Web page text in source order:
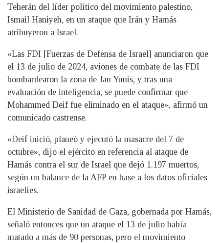
Teherán del líder político del movimiento palestino,
Ismail Haniyeh, en un ataque que Irán y Hamás
atribuyeron a Israel.
«Las FDI [Fuerzas de Defensa de Israel] anunciaron que
el 13 de julio de 2024, aviones de combate de las FDI
bombardearon la zona de Jan Yunis, y tras una
evaluación de inteligencia, se puede confirmar que
Mohammed Deif fue eliminado en el ataque», afirmó un
comunicado castrense.
«Deif inició, planeó y ejecutó la masacre del 7 de
octubre», dijo el ejército en referencia al ataque de
Hamás contra el sur de Israel que dejó 1.197 muertos,
según un balance de la AFP en base a los datos oficiales
israelíes.
El Ministerio de Sanidad de Gaza, gobernada por Hamás,
señaló entonces que un ataque el 13 de julio había
matado a más de 90 personas, pero el movimiento